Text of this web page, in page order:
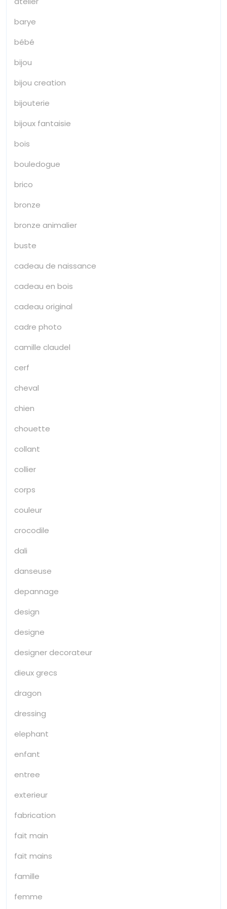
barye
bébé
bijou
bijou creation
bijouterie
bijoux fantaisie
bois
bouledogue
brico
bronze
bronze animalier
buste
cadeau de naissance
cadeau en bois
cadeau original
cadre photo
camille claudel
cerf
cheval
chien
chouette
collant
collier
corps
couleur
crocodile
dali
danseuse
depannage
design
designe
designer decorateur
dieux grecs
dragon
dressing
elephant
enfant
entree
exterieur
fabrication
fait main
fait mains
famille
femme